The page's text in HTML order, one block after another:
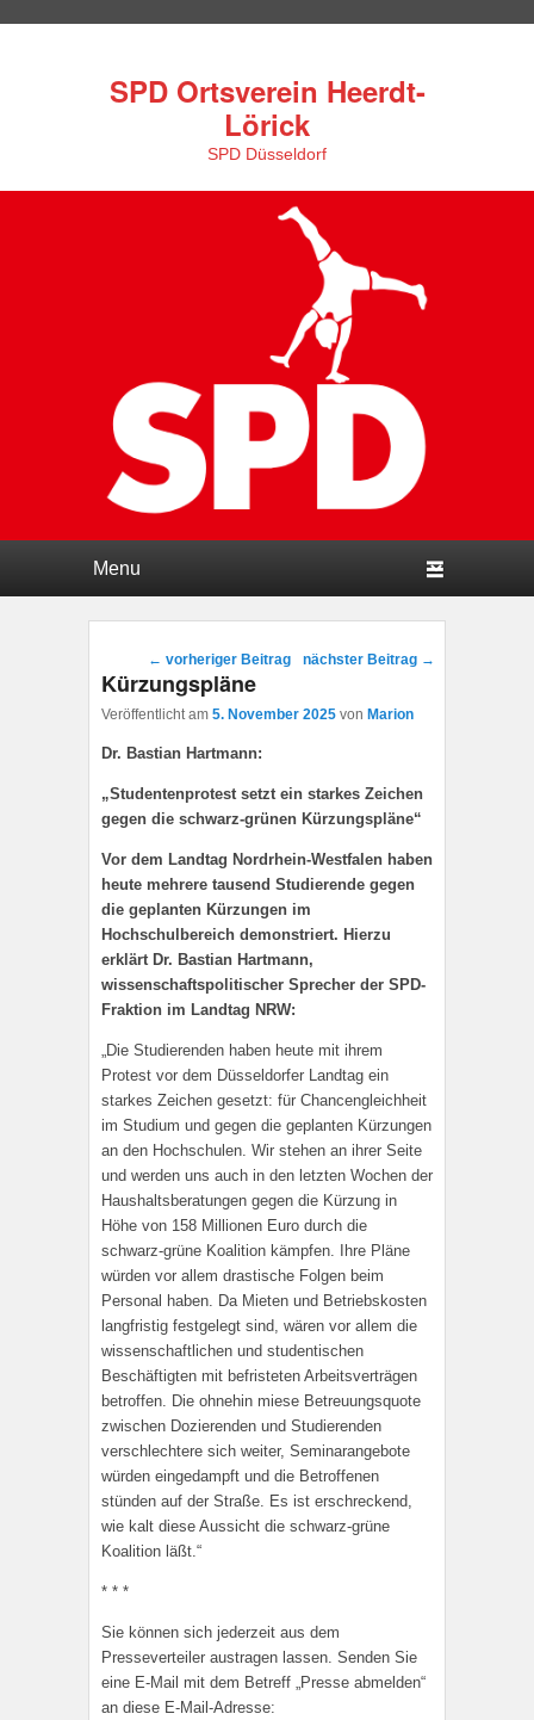
SPD Ortsverein Heerdt-
Lörick
SPD Düsseldorf
Beitragsnavigation
← vorheriger Beitrag nächster Beitrag →
Kürzungspläne
Veröffentlicht am 5. November 2025 von Marion
Dr. Bastian Hartmann:
„Studentenprotest setzt ein starkes Zeichen
gegen die schwarz-grünen Kürzungspläne“
Vor dem Landtag Nordrhein-Westfalen haben
heute mehrere tausend Studierende gegen
die geplanten Kürzungen im
Hochschulbereich demonstriert. Hierzu
erklärt Dr. Bastian Hartmann,
wissenschaftspolitischer Sprecher der SPD-
Fraktion im Landtag NRW:
„Die Studierenden haben heute mit ihrem
Protest vor dem Düsseldorfer Landtag ein
starkes Zeichen gesetzt: für Chancengleichheit
im Studium und gegen die geplanten Kürzungen
an den Hochschulen. Wir stehen an ihrer Seite
und werden uns auch in den letzten Wochen der
Haushaltsberatungen gegen die Kürzung in
Höhe von 158 Millionen Euro durch die
schwarz-grüne Koalition kämpfen. Ihre Pläne
würden vor allem drastische Folgen beim
Personal haben. Da Mieten und Betriebskosten
langfristig festgelegt sind, wären vor allem die
wissenschaftlichen und studentischen
Beschäftigten mit befristeten Arbeitsverträgen
betroffen. Die ohnehin miese Betreuungsquote
zwischen Dozierenden und Studierenden
verschlechtere sich weiter, Seminarangebote
würden eingedampft und die Betroffenen
stünden auf der Straße. Es ist erschreckend,
wie kalt diese Aussicht die schwarz-grüne
Koalition läßt.“
* * *
Sie können sich jederzeit aus dem
Presseverteiler austragen lassen. Senden Sie
eine E-Mail mit dem Betreff „Presse abmelden“
an diese E-Mail-Adresse: